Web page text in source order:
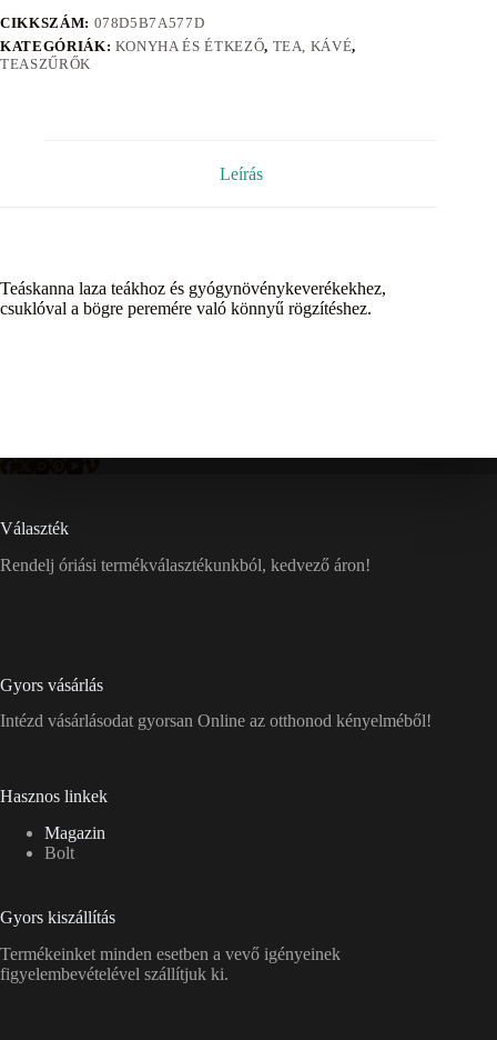
CIKKSZÁM: 078D5B7A577D
KATEGÓRIÁK: KONYHA ÉS ÉTKEZŐ, TEA, KÁVÉ,
TEASZŰRŐK
Leírás
Teáskanna laza teákhoz és gyógynövénykeverékekhez,
csuklóval a bögre peremére való könnyű rögzítéshez.
Választék
Rendelj óriási termékválasztékunkból, kedvező áron!
Gyors vásárlás
Intézd vásárlásodat gyorsan Online az otthonod kényelméből!
Hasznos linkek
Magazin
Bolt
Gyors kiszállítás
Termékeinket minden esetben a vevő igényeinek
figyelembevételével szállítjuk ki.